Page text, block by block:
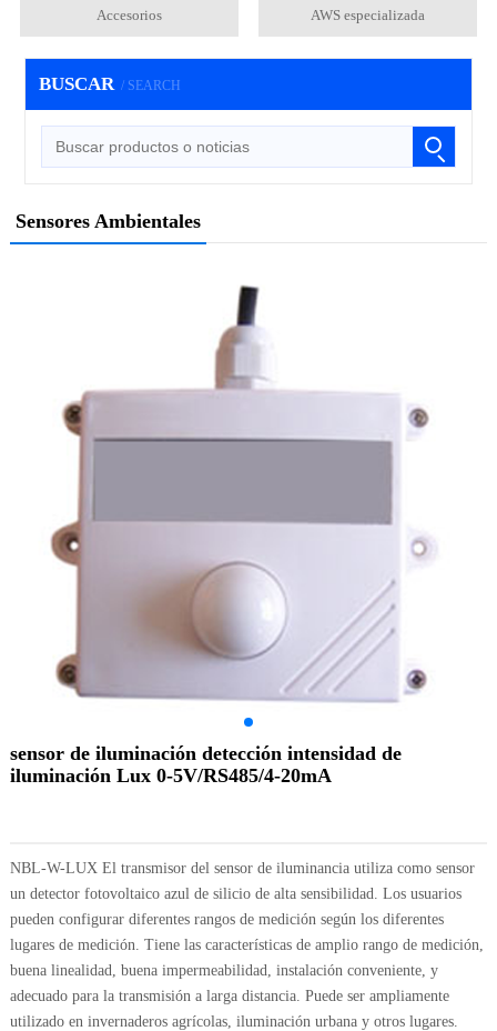
Accesorios AWS especializada
BUSCAR / SEARCH
Sensores Ambientales
sensor de iluminación detección intensidad de
iluminación Lux 0-5V/RS485/4-20mA
NBL-W-LUX El transmisor del sensor de iluminancia utiliza como sensor
un detector fotovoltaico azul de silicio de alta sensibilidad. Los usuarios
pueden configurar diferentes rangos de medición según los diferentes
lugares de medición. Tiene las características de amplio rango de medición,
buena linealidad, buena impermeabilidad, instalación conveniente, y
adecuado para la transmisión a larga distancia. Puede ser ampliamente
utilizado en invernaderos agrícolas, iluminación urbana y otros lugares.